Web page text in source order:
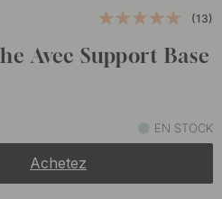
(13)
Avec Support Base
EN STOCK
Achetez